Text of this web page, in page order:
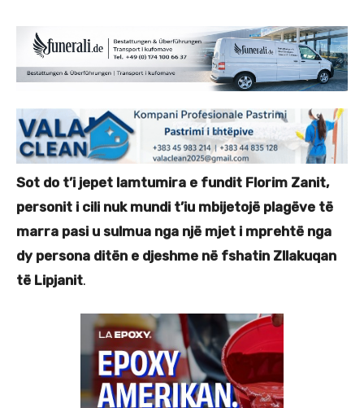
Sot do t’i jepet lamtumira e fundit Florim Zanit,
personit i cili nuk mundi t’iu mbijetojë plagëve të
marra pasi u sulmua nga një mjet i mprehtë nga
dy persona ditën e djeshme në fshatin Zllakuqan
të Lipjanit.